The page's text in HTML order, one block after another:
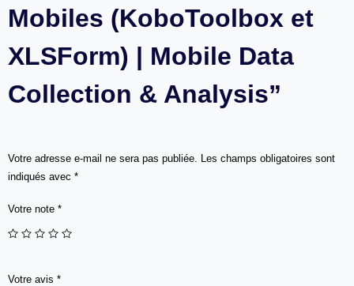
Mobiles (KoboToolbox et
XLSForm) | Mobile Data
Collection & Analysis”
Votre adresse e-mail ne sera pas publiée. Les champs obligatoires sont
indiqués avec *
Votre note *
Votre avis *